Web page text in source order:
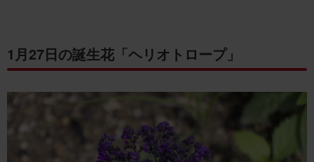
1月27日の誕生花「ヘリオトロープ」